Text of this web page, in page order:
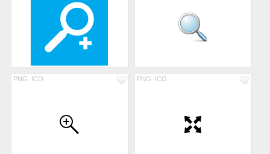
PNG ICO PNG ICO